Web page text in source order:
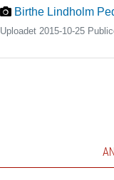
Birthe Lindholm
Uploadet 2015-10-25